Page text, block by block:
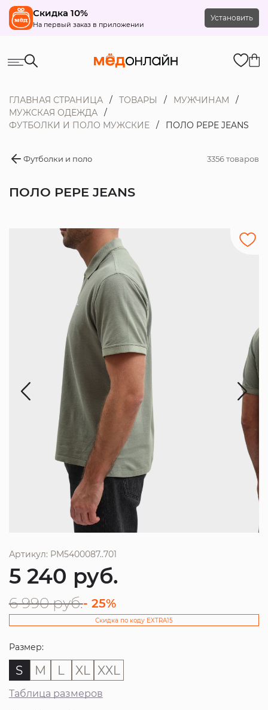
Скидка 10%
На первый заказ в приложении
Установить
ГЛАВНАЯ СТРАНИЦА ТОВАРЫ
МУЖЧИНАМ
МУЖСКАЯ ОДЕЖДА
ФУТБОЛКИ И ПОЛО МУЖСКИЕ
ПОЛО PEPE JEANS
Футболки и поло 3356 товаров
ПОЛО PEPE JEANS
Артикул: PM5400087..701
5 240 руб.
6 990 руб.- 25%
Скидка по коду EXTRA15
Размер:
S M L XL XXL
Таблица размеров